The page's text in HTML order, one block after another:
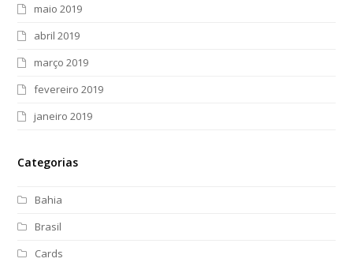
maio 2019
abril 2019
março 2019
fevereiro 2019
janeiro 2019
Categorias
Bahia
Brasil
Cards